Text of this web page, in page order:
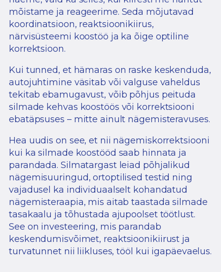
mõistame ja reageerime. Seda mõjutavad
koordinatsioon, reaktsioonikiirus,
närvisüsteemi koostöö ja ka õige optiline
korrektsioon.
Kui tunned, et hämaras on raske keskenduda,
autojuhtimine väsitab või valguse vaheldus
tekitab ebamugavust, võib põhjus peituda
silmade kehvas koostöös või korrektsiooni
ebatäpsuses – mitte ainult nägemisteravuses.
Hea uudis on see, et nii nägemiskorrektsiooni
kui ka silmade koostööd saab hinnata ja
parandada. Silmatargast leiad põhjalikud
nägemisuuringud, ortoptilised testid ning
vajadusel ka individuaalselt kohandatud
nägemisteraapia, mis aitab taastada silmade
tasakaalu ja tõhustada ajupoolset töötlust.
See on investeering, mis parandab
keskendumisvõimet, reaktsioonikiirust ja
turvatunnet nii liikluses, tööl kui igapäevaelus.